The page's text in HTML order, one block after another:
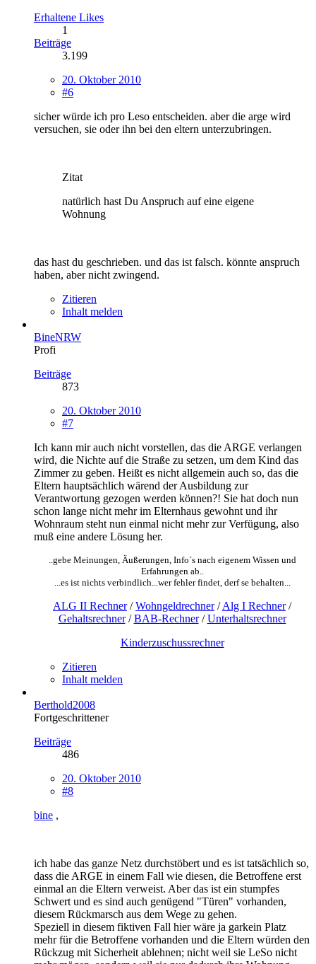
Erhaltene Likes
1
Beiträge
3.199
20. Oktober 2010
#6
sicher würde ich pro Leso entscheiden. aber die arge wird
versuchen, sie oder ihn bei den eltern unterzubringen.
Zitat
natürlich hast Du Anspruch auf eine eigene
Wohnung
das hast du geschrieben. und das ist falsch. könnte anspruch
haben, aber nicht zwingend.
Zitieren
Inhalt melden
BineNRW
Profi
Beiträge
873
20. Oktober 2010
#7
Ich kann mir auch nicht vorstellen, das die ARGE verlangen
wird, die Nichte auf die Straße zu setzen, um dem Kind das
Zimmer zu geben. Heißt es nicht allgemein auch so, das die
Eltern hauptsächlich wärend der Ausbildung zur
Verantwortung gezogen werden können?! Sie hat doch nun
schon lange nicht mehr im Elternhaus gewohnt und ihr
Wohnraum steht nun einmal nicht mehr zur Verfügung, also
muß eine andere Lösung her.
..gebe Meinungen, Äußerungen, Info´s nach eigenem Wissen und
Erfahrungen ab..
...es ist nichts verbindlich...wer fehler findet, derf se behalten...
ALG II Rechner/Wohngeldrechner/Alg I Rechner/
Gehaltsrechner/BAB-Rechner/Unterhaltsrechner
Kinderzuschussrechner
Zitieren
Inhalt melden
Berthold2008
Fortgeschrittener
Beiträge
486
20. Oktober 2010
#8
bine ,
ich habe das ganze Netz durchstöbert und es ist tatsächlich so,
dass die ARGE in einem Fall wie diesen, die Betroffene erst
einmal an die Eltern verweist. Aber das ist ein stumpfes
Schwert und es sind auch genügend "Türen" vorhanden,
diesem Rückmarsch aus dem Wege zu gehen.
Speziell in diesem fiktiven Fall hier wäre ja garkein Platz
mehr für die Betroffene vorhanden und die Eltern würden den
Rückzug mit Sicherheit ablehnen; nicht weil sie LeSo nicht